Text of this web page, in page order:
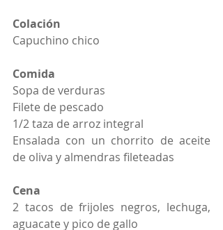
Colación
Capuchino chico
Comida
Sopa de verduras
Filete de pescado
1/2 taza de arroz integral
Ensalada con un chorrito de aceite
de oliva y almendras fileteadas
Cena
2 tacos de frijoles negros, lechuga,
aguacate y pico de gallo